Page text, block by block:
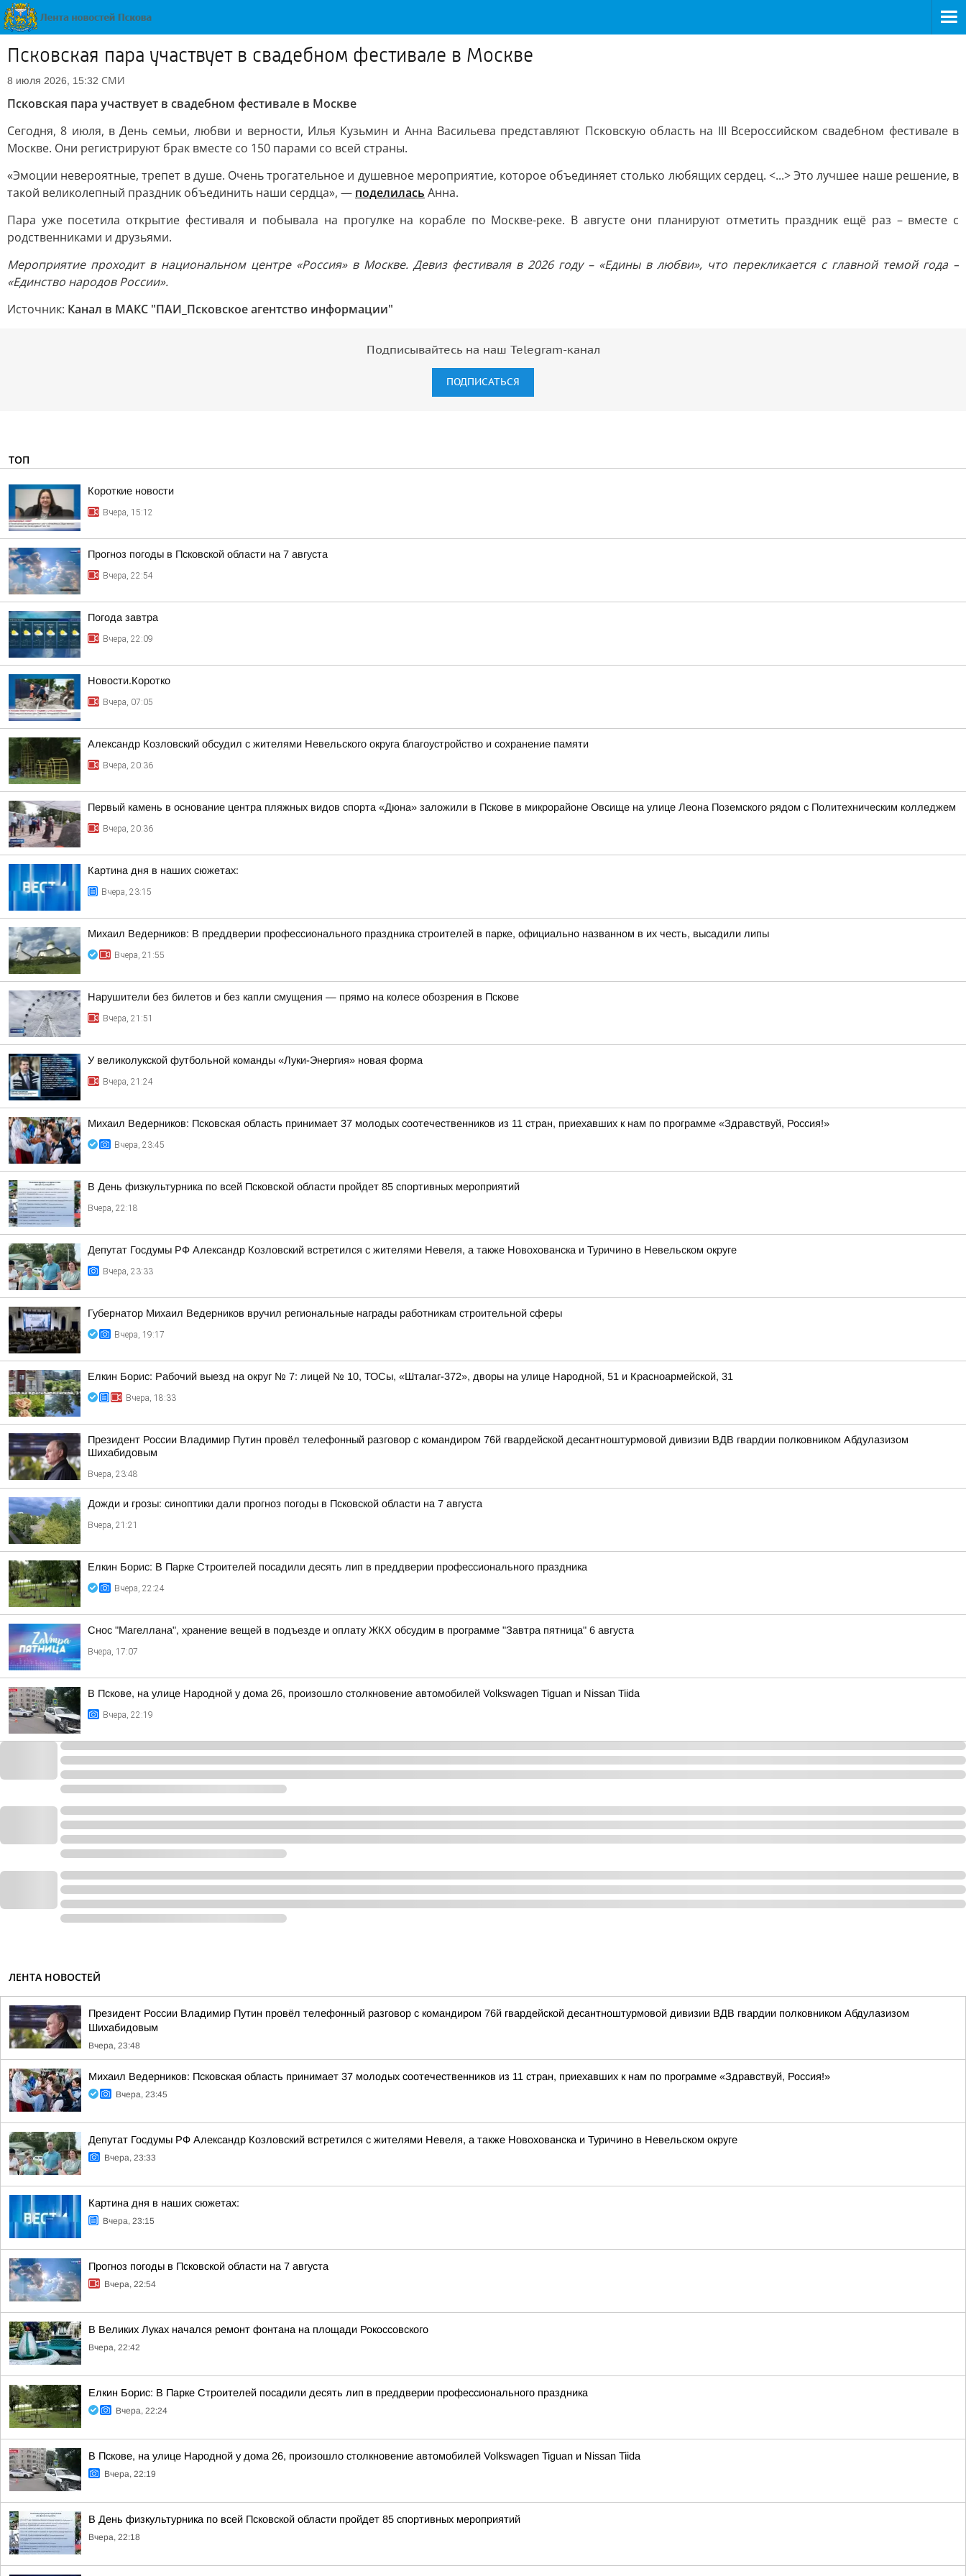
Псковская пара участвует в свадебном фестивале в Москве
8 июля 2026, 15:32 СМИ
Псковская пара участвует в свадебном фестивале в Москве
Сегодня, 8 июля, в День семьи, любви и верности, Илья Кузьмин и Анна Васильева представляют Псковскую область на III Всероссийском свадебном фестивале в
Москве. Они регистрируют брак вместе со 150 парами со всей страны.
«Эмоции невероятные, трепет в душе. Очень трогательное и душевное мероприятие, которое объединяет столько любящих сердец. <...> Это лучшее наше решение, в
такой великолепный праздник объединить наши сердца», — поделилась Анна.
Пара уже посетила открытие фестиваля и побывала на прогулке на корабле по Москве-реке. В августе они планируют отметить праздник ещё раз – вместе с
родственниками и друзьями.
Мероприятие проходит в национальном центре «Россия» в Москве. Девиз фестиваля в 2026 году – «Едины в любви», что перекликается с главной темой года –
«Единство народов России».
Источник: Канал в МАКС "ПАИ_Псковское агентство информации"
Подписывайтесь на наш Telegram-канал
ПОДПИСАТЬСЯ
ТОП
Короткие новости
Вчера, 15:12
Прогноз погоды в Псковской области на 7 августа
Вчера, 22:54
Погода завтра
Вчера, 22:09
Новости.Коротко
Вчера, 07:05
Александр Козловский обсудил с жителями Невельского округа благоустройство и сохранение памяти
Вчера, 20:36
Первый камень в основание центра пляжных видов спорта «Дюна» заложили в Пскове в микрорайоне Овсище на улице Леона Поземского рядом с Политехническим колледжем
Вчера, 20:36
Картина дня в наших сюжетах:
Вчера, 23:15
Михаил Ведерников: В преддверии профессионального праздника строителей в парке, официально названном в их честь, высадили липы
Вчера, 21:55
Нарушители без билетов и без капли смущения — прямо на колесе обозрения в Пскове
Вчера, 21:51
У великолукской футбольной команды «Луки-Энергия» новая форма
Вчера, 21:24
Михаил Ведерников: Псковская область принимает 37 молодых соотечественников из 11 стран, приехавших к нам по программе «Здравствуй, Россия!»
Вчера, 23:45
В День физкультурника по всей Псковской области пройдет 85 спортивных мероприятий
Вчера, 22:18
Депутат Госдумы РФ Александр Козловский встретился с жителями Невеля, а также Новохованска и Туричино в Невельском округе
Вчера, 23:33
Губернатор Михаил Ведерников вручил региональные награды работникам строительной сферы
Вчера, 19:17
Елкин Борис: Рабочий выезд на округ № 7: лицей № 10, ТОСы, «Шталаг-372», дворы на улице Народной, 51 и Красноармейской, 31
Вчера, 18:33
Президент России Владимир Путин провёл телефонный разговор с командиром 76й гвардейской десантноштурмовой дивизии ВДВ гвардии полковником Абдулазизом
Шихабидовым
Вчера, 23:48
Дожди и грозы: синоптики дали прогноз погоды в Псковской области на 7 августа
Вчера, 21:21
Елкин Борис: В Парке Строителей посадили десять лип в преддверии профессионального праздника
Вчера, 22:24
Снос "Магеллана", хранение вещей в подъезде и оплату ЖКХ обсудим в программе "Завтра пятница" 6 августа
Вчера, 17:07
В Пскове, на улице Народной у дома 26, произошло столкновение автомобилей Volkswagen Tiguan и Nissan Tiida
Вчера, 22:19
ЛЕНТА НОВОСТЕЙ
Президент России Владимир Путин провёл телефонный разговор с командиром 76й гвардейской десантноштурмовой дивизии ВДВ гвардии полковником Абдулазизом
Шихабидовым
Вчера, 23:48
Михаил Ведерников: Псковская область принимает 37 молодых соотечественников из 11 стран, приехавших к нам по программе «Здравствуй, Россия!»
Вчера, 23:45
Депутат Госдумы РФ Александр Козловский встретился с жителями Невеля, а также Новохованска и Туричино в Невельском округе
Вчера, 23:33
Картина дня в наших сюжетах:
Вчера, 23:15
Прогноз погоды в Псковской области на 7 августа
Вчера, 22:54
В Великих Луках начался ремонт фонтана на площади Рокоссовского
Вчера, 22:42
Елкин Борис: В Парке Строителей посадили десять лип в преддверии профессионального праздника
Вчера, 22:24
В Пскове, на улице Народной у дома 26, произошло столкновение автомобилей Volkswagen Tiguan и Nissan Tiida
Вчера, 22:19
В День физкультурника по всей Псковской области пройдет 85 спортивных мероприятий
Вчера, 22:18